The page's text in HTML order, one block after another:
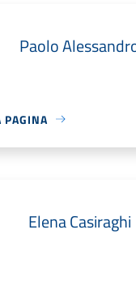
Paolo
PAGINA
Elena Casiraghi